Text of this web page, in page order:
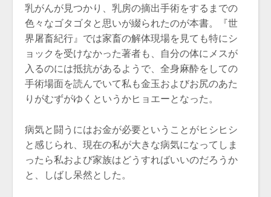
乳がんが見つかり、乳房の摘出手術をするまでの
色々なゴタゴタと思いが綴られたのが本書。『世
界屠畜紀行』では家畜の解体現場を見ても特にシ
ョックを受けなかった著者も、自分の体にメスが
入るのには抵抗があるようで、全身麻酔をしての
手術場面を読んでいて私も金玉およびお尻のあた
りがむずがゆくというかヒョエーとなった。
病気と闘うにはお金が必要ということがヒシヒシ
と感じられ、現在の私が大きな病気になってしま
ったら私および家族はどうすればいいのだろうか
と、しばし呆然とした。